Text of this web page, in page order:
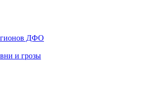
ДФО
и грозы